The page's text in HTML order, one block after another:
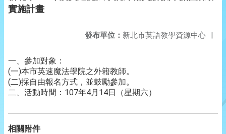
實施計畫
發布單位： 新北市英語教學資源中心 |
一、參加對象：
(一)本市英速魔法學院之外籍教師。
(二)採自由報名方式，並鼓勵參加。
二、活動時間：107年4月14日（星期六）
相關附件